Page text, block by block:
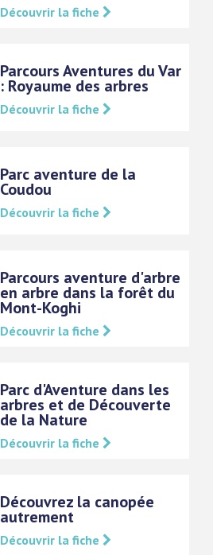
Découvrir la fiche
Parcours Aventures du Var
: Royaume des arbres
Découvrir la fiche
Parc aventure de la
Coudou
Découvrir la fiche
Parcours aventure d'arbre
en arbre dans la forêt du
Mont-Koghi
Découvrir la fiche
Parc d'Aventure dans les
arbres et de Découverte
de la Nature
Découvrir la fiche
Découvrez la canopée
autrement
Découvrir la fiche